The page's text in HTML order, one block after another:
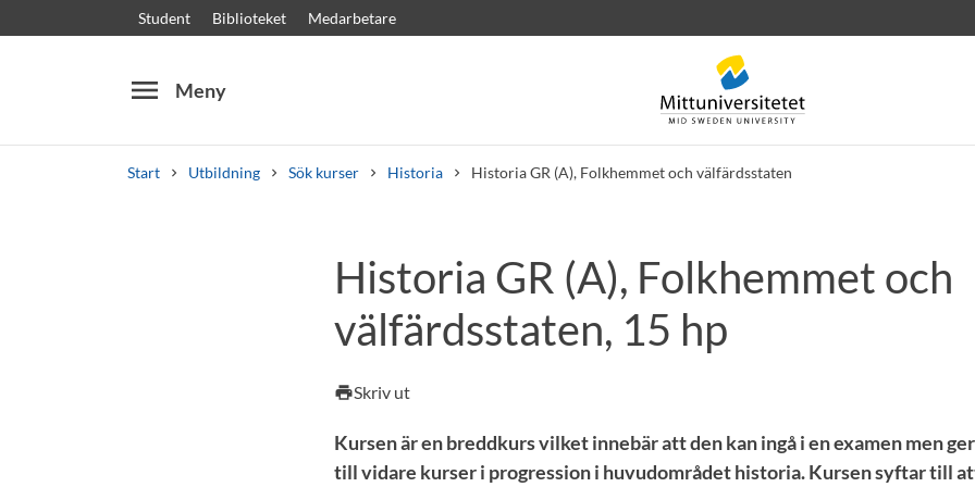
Student Biblioteket Medarbetare
menu Meny
Start Utbildning Sök kurser Historia Historia GR (A), Folkhemmet och välfärdsstaten
Kursplaner VälkomstbrevPersonal Lediga jobb
Historia GR (A), Folkhemmet och
välfärdsstaten, 15 hp
printSkriv ut
Kursen är en breddkurs vilket innebär att den kan ingå i en examen men
till vidare kurser i progression i huvudområdet historia. Kursen syftar till